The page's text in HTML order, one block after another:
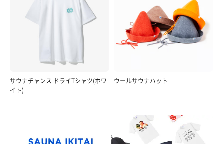
サウナチャンス ドライTシャツ(ホワ
イト)
ウールサウナハット